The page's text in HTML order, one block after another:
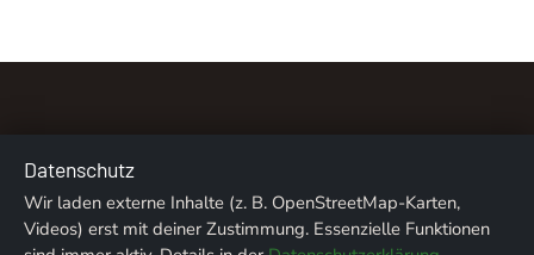
Über uns Kontakt Impressum
Datenschutz
Datenschutz
Wir laden externe Inhalte (z. B. OpenStreetMap-Karten,
Videos) erst mit deiner Zustimmung. Essenzielle Funktionen